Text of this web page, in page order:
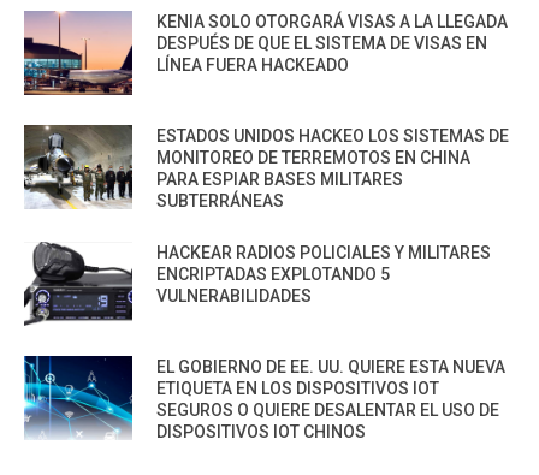
KENIA SOLO OTORGARÁ VISAS A LA LLEGADA
DESPUÉS DE QUE EL SISTEMA DE VISAS EN
LÍNEA FUERA HACKEADO
ESTADOS UNIDOS HACKEO LOS SISTEMAS DE
MONITOREO DE TERREMOTOS EN CHINA
PARA ESPIAR BASES MILITARES
SUBTERRÁNEAS
HACKEAR RADIOS POLICIALES Y MILITARES
ENCRIPTADAS EXPLOTANDO 5
VULNERABILIDADES
EL GOBIERNO DE EE. UU. QUIERE ESTA NUEVA
ETIQUETA EN LOS DISPOSITIVOS IOT
SEGUROS O QUIERE DESALENTAR EL USO DE
DISPOSITIVOS IOT CHINOS